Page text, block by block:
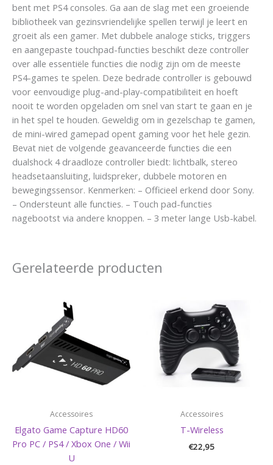
bent met PS4 consoles. Ga aan de slag met een groeiende
bibliotheek van gezinsvriendelijke spellen terwijl je leert en
groeit als een gamer. Met dubbele analoge sticks, triggers
en aangepaste touchpad-functies beschikt deze controller
over alle essentiële functies die nodig zijn om de meeste
PS4-games te spelen. Deze bedrade controller is gebouwd
voor eenvoudige plug-and-play-compatibiliteit en hoeft
nooit te worden opgeladen om snel van start te gaan en je
in het spel te houden. Geweldig om in gezelschap te gamen,
de mini-wired gamepad opent gaming voor het hele gezin.
Bevat niet de volgende geavanceerde functies die een
dualshock 4 draadloze controller biedt: lichtbalk, stereo
headsetaansluiting, luidspreker, dubbele motoren en
bewegingssensor. Kenmerken: – Officieel erkend door Sony.
– Ondersteunt alle functies. – Touch pad-functies
nagebootst via andere knoppen. – 3 meter lange Usb-kabel.
Gerelateerde producten
Accessoires
Elgato Game Capture HD60
Pro PC / PS4 / Xbox One / Wii
U
Accessoires
T-Wireless
€22,95